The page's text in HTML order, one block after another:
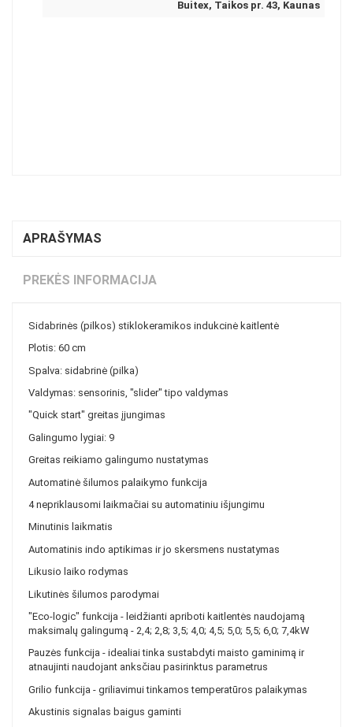
Buitex, Taikos pr. 43, Kaunas
APRAŠYMAS
PREKĖS INFORMACIJA
Sidabrinės (pilkos) stiklokeramikos indukcinė kaitlentė
Plotis: 60 cm
Spalva: sidabrinė (pilka)
Valdymas: sensorinis, "slider" tipo valdymas
"Quick start" greitas įjungimas
Galingumo lygiai: 9
Greitas reikiamo galingumo nustatymas
Automatinė šilumos palaikymo funkcija
4 nepriklausomi laikmačiai su automatiniu išjungimu
Minutinis laikmatis
Automatinis indo aptikimas ir jo skersmens nustatymas
Likusio laiko rodymas
Likutinės šilumos parodymai
"Eco-logic" funkcija - leidžianti apriboti kaitlentės naudojamą
maksimalų galingumą - 2,4; 2,8; 3,5; 4,0; 4,5; 5,0; 5,5; 6,0; 7,4kW
Pauzės funkcija - idealiai tinka sustabdyti maisto gaminimą ir
atnaujinti naudojant anksčiau pasirinktus parametrus
Grilio funkcija - griliavimui tinkamos temperatūros palaikymas
Akustinis signalas baigus gaminti